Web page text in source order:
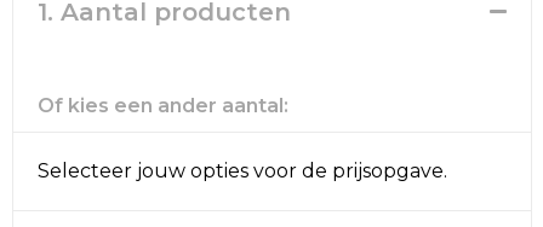
Sporttassen
Schoenen
1. Aantal producten
Of kies een ander aantal:
Selecteer jouw opties voor de prijsopgave.